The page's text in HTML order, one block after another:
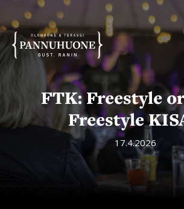
sisältöön
FTK: Freestyle
Freestyle
17.4.2026